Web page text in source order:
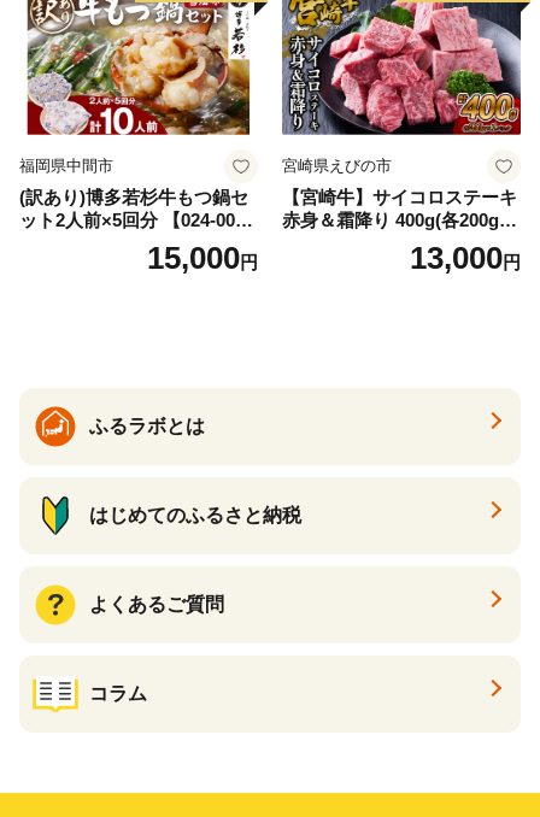
福岡県中間市
(訳あり)博多若杉牛もつ鍋セ
ット2人前×5回分 【024-002
15,000円
宮崎県えびの市
【宮崎牛】サイコロステーキ
赤身＆霜降り 400g(各200g×
１P 計2P) 真空パック 冷凍
13,000円
ふるラボとは
はじめてのふるさと納税
よくあるご質問
コラム